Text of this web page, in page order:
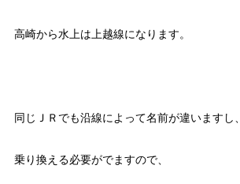
高崎から水上は上越線になります。
同じＪＲでも沿線によって名前が違いますし、
乗り換える必要がでますので、